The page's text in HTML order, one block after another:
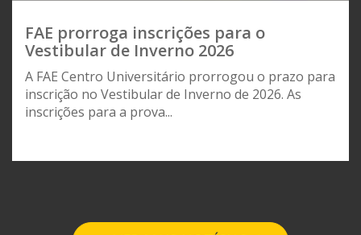
FAE prorroga inscrições para o
Vestibular de Inverno 2026
A FAE Centro Universitário prorrogou o prazo para
inscrição no Vestibular de Inverno de 2026. As
inscrições para a prova...